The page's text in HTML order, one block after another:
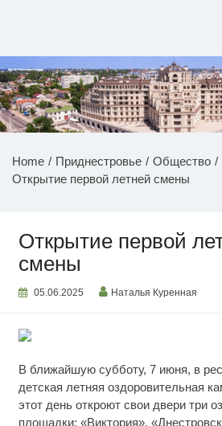
НОВОСТИ
Home Приднестровье
Общество
Открытие первой летней смены
Открытие первой
смены
05.06.2025 Наталья Куренная
В ближайшую субботу, 7 июня, в
детская летняя оздоровительная
этот день откроют свои двери три
площадки: «Виктория»,